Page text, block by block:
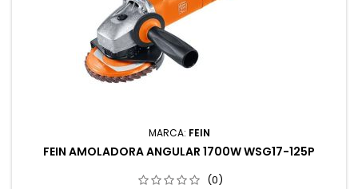
MARCA: FEIN
FEIN AMOLADORA ANGULAR 1700W WSG17-125P
(0)